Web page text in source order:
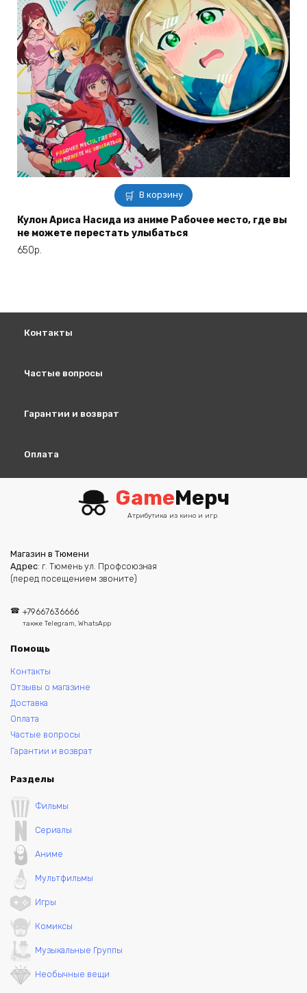
В корзину
Кулон Ариса Насида из аниме Рабочее место, где вы
не можете перестать улыбаться
650р.
Контакты
Частые вопросы
Гарантии и возврат
Оплата
GameМерч
Атрибутика из кино и игр
Магазин в Тюмени
Адрес: г. Тюмень ул. Профсоюзная
(перед посещением звоните)
+79667636666
также Telegram, WhatsApp
Помощь
Контакты
Отзывы о магазине
Доставка
Оплата
Частые вопросы
Гарантии и возврат
Разделы
Фильмы
Сериалы
Аниме
Мультфильмы
Игры
Комиксы
Музыкальные Группы
Необычные вещи